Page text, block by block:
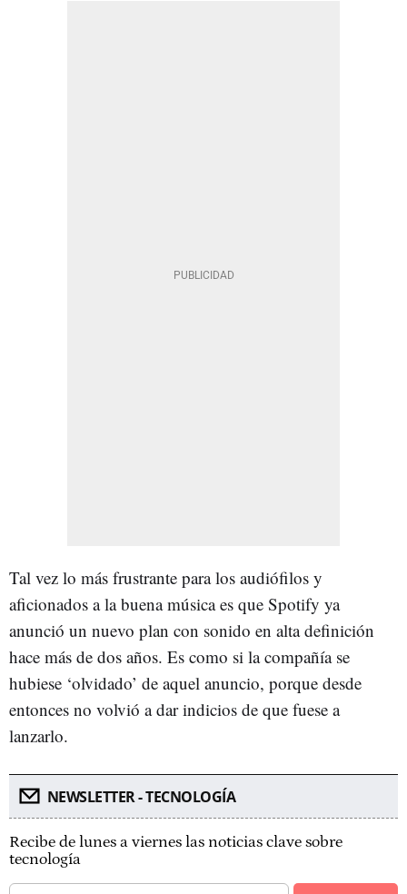
Tal vez lo más frustrante para los audiófilos y
aficionados a la buena música es que Spotify ya
anunció un nuevo plan con sonido en alta definición
hace más de dos años. Es como si la compañía se
hubiese ‘olvidado’ de aquel anuncio, porque desde
entonces no volvió a dar indicios de que fuese a
lanzarlo.
NEWSLETTER - TECNOLOGÍA
Recibe de lunes a viernes las noticias clave sobre
tecnología